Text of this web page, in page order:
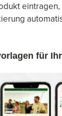
eintragen,
für